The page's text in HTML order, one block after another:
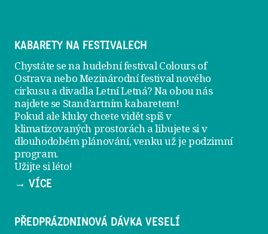
KABARETY NA FESTIVALECH
Chystáte se na hudební festival Colours of
Ostrava nebo Mezinárodní festival nového
cirkusu a divadla Letní Letná? Na obou nás
najdete se Stand’artním kabaretem!
Pokud ale kluky chcete vidět spíš v
klimatizovaných prostorách a libujete si v
dlouhodobém plánování, venku už jepodzimní
program.
Užijte si léto!
→ VÍCE
PŘEDPRÁZDNINOVÁ DÁVKA VESELÍ